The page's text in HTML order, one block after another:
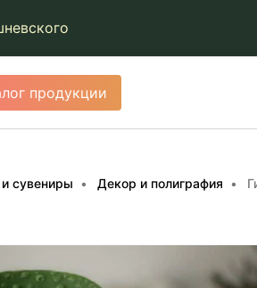
продукции
сувениры Декор и полиграфия